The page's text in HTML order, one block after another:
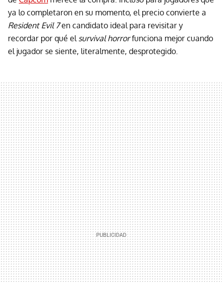
ya lo completaron en su momento, el precio convierte a
Resident Evil 7en candidato ideal para revisitar y
recordar por qué el survival horrorfunciona mejor cuando
el jugador se siente, literalmente, desprotegido.